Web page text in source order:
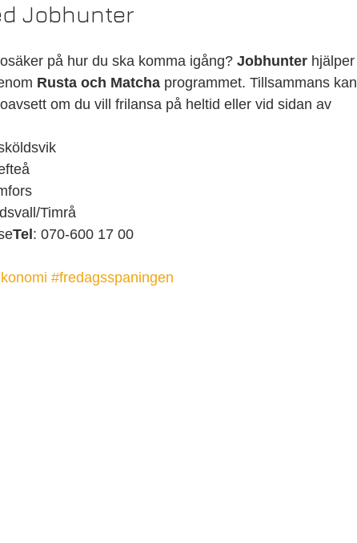
Jobhunter
på hur du ska komma igång? Jobhunter hjälper
Rusta och Matcha programmet. Tillsammans kan
om du vill frilansa på heltid eller vid sidan av
Timrå
Tel : 070-600 17 00
#fredagsspaningen